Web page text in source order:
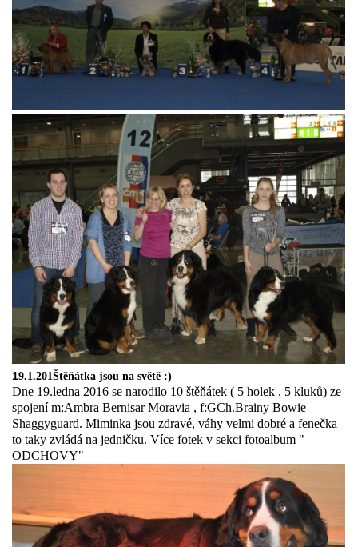
19.1.201 Štěňátka jsou na světě :)
Dne 19.ledna 2016 se narodilo 10 štěňátek ( 5 holek , 5 kluků) ze
spojení m:Ambra Bernisar Moravia , f:GCh.Brainy Bowie
Shaggyguard. Miminka jsou zdravé, váhy velmi dobré a fenečka
to taky zvládá na jedničku. Více fotek v sekci fotoalbum "
ODCHOVY"